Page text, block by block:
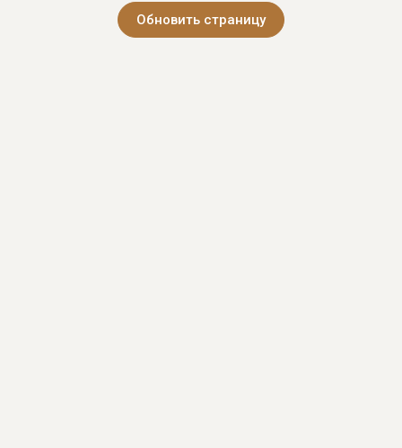
Обновить страницу